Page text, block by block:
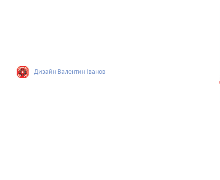
Дизайн Валентин Iванов